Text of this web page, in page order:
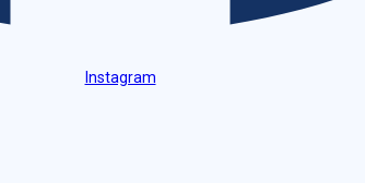
Instagram